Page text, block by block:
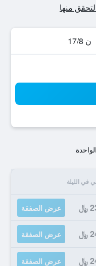
ن 17/8
في الليلة
﷼ عرض الصفقة
﷼ عرض الصفقة
﷼ عرض الصفقة